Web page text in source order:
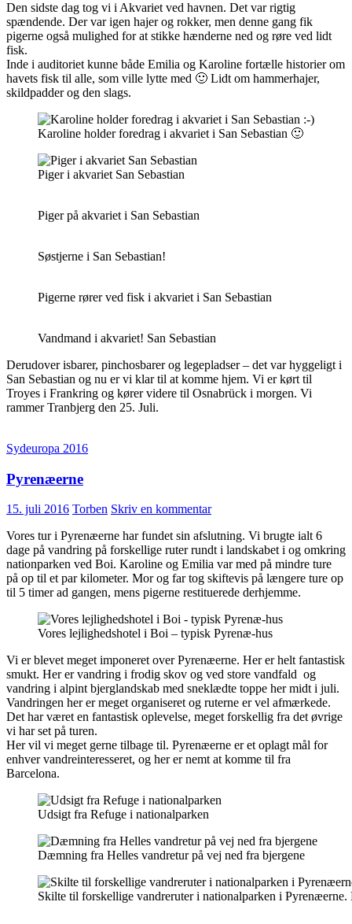
Den sidste dag tog vi i Akvariet ved havnen. Det var rigtig
spændende. Der var igen hajer og rokker, men denne gang fik
pigerne også mulighed for at stikke hænderne ned og røre ved lidt
fisk.
Inde i auditoriet kunne både Emilia og Karoline fortælle historier om
havets fisk til alle, som ville lytte med 🙂 Lidt om hammerhajer,
skildpadder og den slags.
Karoline holder foredrag i akvariet i San Sebastian 🙂
Piger i akvariet San Sebastian
Piger på akvariet i San Sebastian
Søstjerne i San Sebastian!
Pigerne rører ved fisk i akvariet i San Sebastian
Vandmand i akvariet! San Sebastian
Derudover isbarer, pinchosbarer og legepladser – det var hyggeligt i
San Sebastian og nu er vi klar til at komme hjem. Vi er kørt til
Troyes i Frankring og kører videre til Osnabrück i morgen. Vi
rammer Tranbjerg den 25. Juli.
Sydeuropa 2016
Pyrenæerne
15. juli 2016 Torben Skriv en kommentar
Vores tur i Pyrenæerne har fundet sin afslutning. Vi brugte ialt 6
dage på vandring på forskellige ruter rundt i landskabet i og omkring
nationparken ved Boi. Karoline og Emilia var med på mindre ture
på op til et par kilometer. Mor og far tog skiftevis på længere ture op
til 5 timer ad gangen, mens pigerne restituerede derhjemme.
Vores lejlighedshotel i Boi – typisk Pyrenæ-hus
Vi er blevet meget imponeret over Pyrenæerne. Her er helt fantastisk
smukt. Her er vandring i frodig skov og ved store vandfald og
vandring i alpint bjerglandskab med sneklædte toppe her midt i juli.
Vandringen her er meget organiseret og ruterne er vel afmærkede.
Det har været en fantastisk oplevelse, meget forskellig fra det øvrige
vi har set på turen.
Her vil vi meget gerne tilbage til. Pyrenæerne er et oplagt mål for
enhver vandreinteresseret, og her er nemt at komme til fra
Barcelona.
Udsigt fra Refuge i nationalparken
Dæmning fra Helles vandretur på vej ned fra bjergene
Skilte til forskellige vandreruter i nationalparken i